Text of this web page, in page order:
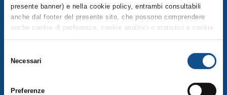
presente banner) e nella cookie policy, entrambi consultabili
anche dal footer del presente sito, che possono comprendere
anche cookie di preferenze, cookie analitici o statistici e cookie
di profilazione (questi ultimi sono denominati anche di
consenso, in qualsiasi momento, cliccando su Accetta i
selezionati. Puoi acconsentire all’utilizzo di tali tecnologie
informativa e/o utilizzando il tasto “Rifiuta i cookie non tecnici”,
delNecessari
Preferenze
COMPRENSORIO
Esplora la mappa del Comprensorio
Servizi